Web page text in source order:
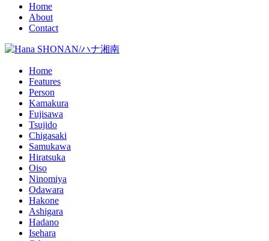
Home
About
Contact
Home
Features
Person
Kamakura
Fujisawa
Tsujido
Chigasaki
Samukawa
Hiratsuka
Oiso
Ninomiya
Odawara
Hakone
Ashigara
Hadano
Isehara